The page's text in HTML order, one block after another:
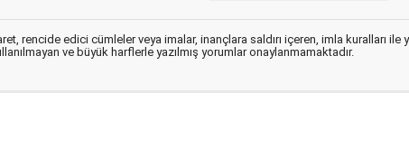
rencide edici cümleler veya imalar, inançlara saldırı içeren, imla kuralları ile
ve büyük harflerle yazılmış yorumlar onaylanmamaktadır.